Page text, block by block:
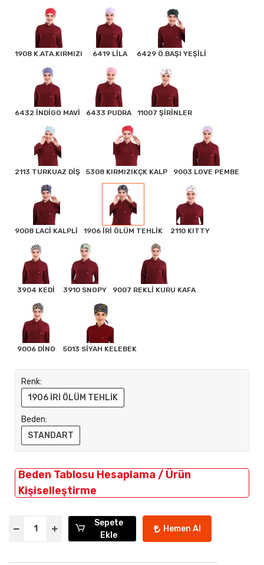
1908 K.ATA.KIRMIZI 6419 LİLA 6429 Ö.BAŞI YEŞİLİ
6432 İNDİGO MAVİ 6433 PUDRA 11007 ŞİRİNLER
2113 TURKUAZ DİŞ 5308 KIRMIZIKÇK KALP 9003 LOVE PEMBE
9008 LACİ KALPLİ 1906 İRİ ÖLÜM TEHLİK 2110 KITTY
3904 KEDİ 3910 SNOPY 9007 REKLİ KURU KAFA
9006 DİNO 5013 SİYAH KELEBEK
Renk:
1906 İRİ ÖLÜM TEHLİK
Beden:
STANDART
Beden Tablosu Hesaplama / Ürün
Kişiselleştirme
Sepete
Ekle
Hemen Al